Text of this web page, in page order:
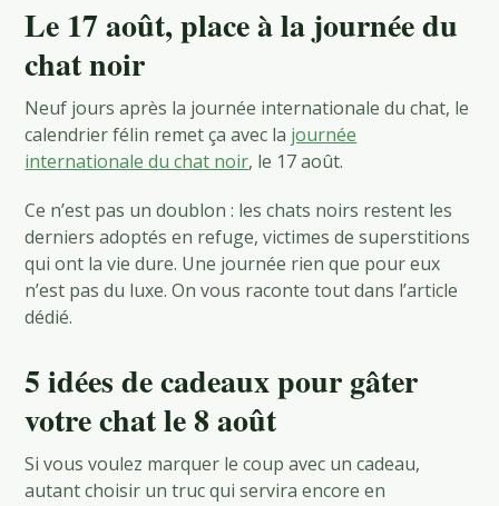
Le 17 août, place à la journée du
chat noir
Neuf jours après la journée internationale du chat, le
calendrier félin remet ça avec la journée
internationale du chat noir, le 17 août.
Ce n’est pas un doublon : les chats noirs restent les
derniers adoptés en refuge, victimes de superstitions
qui ont la vie dure. Une journée rien que pour eux
n’est pas du luxe. On vous raconte tout dans l’article
dédié.
5 idées de cadeaux pour gâter
votre chat le 8 août
Si vous voulez marquer le coup avec un cadeau,
autant choisir un truc qui servira encore en